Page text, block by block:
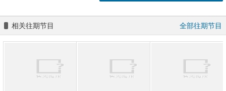
相关往期节目 全部往期节目